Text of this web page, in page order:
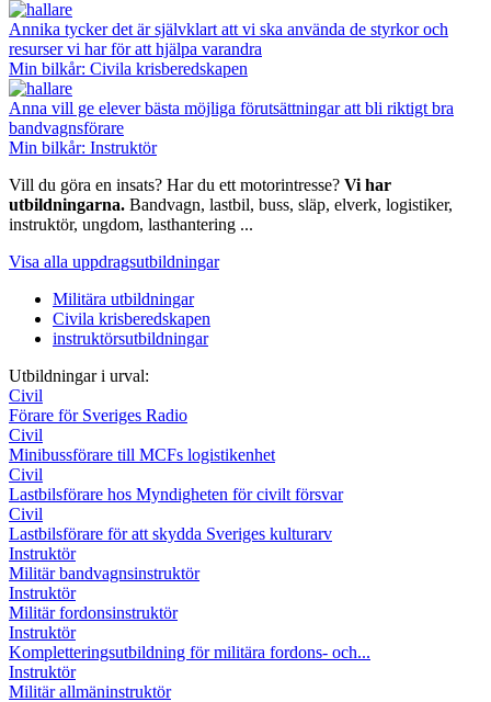
Annika tycker det är självklart att vi ska använda de styrkor och
resurser vi har för att hjälpa varandra
Min bilkår: Civila krisberedskapen
Anna vill ge elever bästa möjliga förutsättningar att bli riktigt bra
bandvagnsförare
Min bilkår: Instruktör
Vill du göra en insats? Har du ett motorintresse? Vi har
utbildningarna. Bandvagn, lastbil, buss, släp, elverk, logistiker,
instruktör, ungdom, lasthantering ...
Visa alla uppdragsutbildningar
Militära utbildningar
Civila krisberedskapen
instruktörsutbildningar
Utbildningar i urval:
Civil
Förare för Sveriges Radio
Civil
Minibussförare till MCFs logistikenhet
Civil
Lastbilsförare hos Myndigheten för civilt försvar
Civil
Lastbilsförare för att skydda Sveriges kulturarv
Instruktör
Militär bandvagnsinstruktör
Instruktör
Militär fordonsinstruktör
Instruktör
Kompletteringsutbildning för militära fordons- och...
Instruktör
Militär allmäninstruktör